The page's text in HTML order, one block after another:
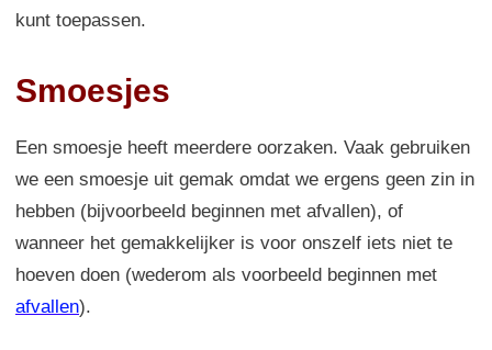
kunt toepassen.
Smoesjes
Een smoesje heeft meerdere oorzaken. Vaak gebruiken
we een smoesje uit gemak omdat we ergens geen zin in
hebben (bijvoorbeeld beginnen met afvallen), of
wanneer het gemakkelijker is voor onszelf iets niet te
hoeven doen (wederom als voorbeeld beginnen met
afvallen).